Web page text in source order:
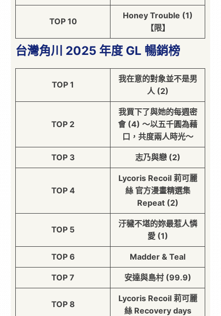
TOP 10
Honey Trouble (1)
【限】
台灣角川 2025 年度 GL 暢銷榜
TOP 1
我在意的對象並不是男
人 (2)
TOP 2
我買下了與她的每週密
會 (4) ～以五千圓為藉
口，共度兩人時光～
TOP 3 志乃與戀 (2)
TOP 4
Lycoris Recoil 莉可麗
絲 官方漫畫精選集
Repeat (2)
TOP 5
汙穢不堪的妳最惹人憐
愛 (1)
TOP 6 Madder & Teal
TOP 7 安達與島村 (99.9)
TOP 8
Lycoris Recoil 莉可麗
絲 Recovery days